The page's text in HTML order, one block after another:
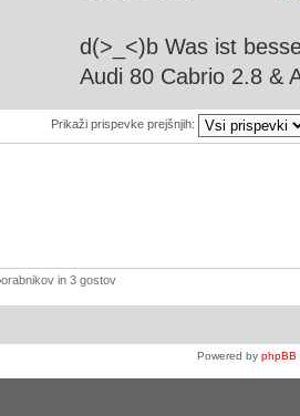
d(>_<)b Was ist
Audi 80 Cabrio 2.8 &
Prikaži prispevke prejšnjih:
in 3 gostov
Powered byphpBB